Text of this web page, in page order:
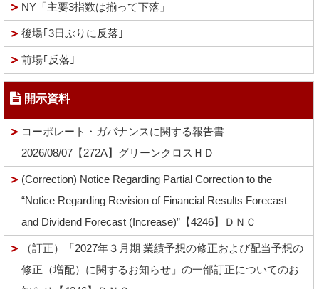
NY「主要3指数は揃って下落」
後場｢3日ぶりに反落｣
前場｢反落｣
開示資料
コーポレート・ガバナンスに関する報告書
2026/08/07【272A】グリーンクロスＨＤ
(Correction) Notice Regarding Partial Correction to the
“Notice Regarding Revision of Financial Results Forecast
and Dividend Forecast (Increase)”【4246】ＤＮＣ
（訂正）「2027年３月期 業績予想の修正および配当予想の
修正（増配）に関するお知らせ」の一部訂正についてのお